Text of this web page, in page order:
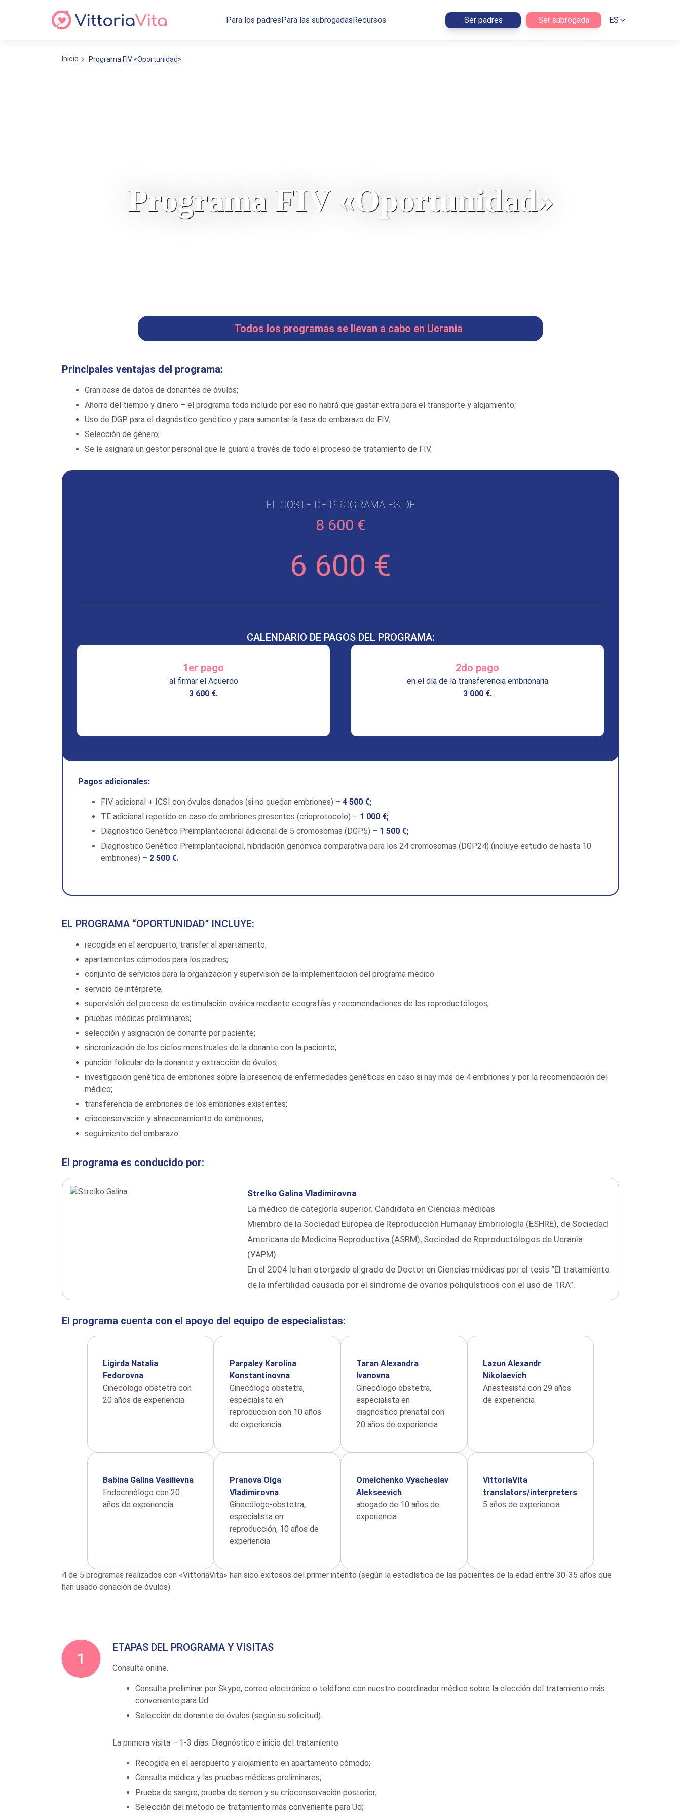
Para los padresPara las subrogadasRecursos Ser padres Ser subrogada ES
Inicio Programa FIV «Oportunidad»
Programa FIV «Oportunidad»
Todos los programas se llevan a cabo en Ucrania
Principales ventajas del programa:
Gran base de datos de donantes de óvulos;
Ahorro del tiempo y dinero – el programa todo incluido por eso no habrá que gastar extra para el transporte y alojamiento;
Uso de DGP para el diagnóstico genético y para aumentar la tasa de embarazo de FIV;
Selección de género;
Se le asignará un gestor personal que le guiará a través de todo el proceso de tratamiento de FIV.
EL COSTE DE PROGRAMA ES DE
8 600 €
6 600 €
CALENDARIO DE PAGOS DEL PROGRAMA:
1er pago
al firmar el Acuerdo
3 600 €.
2do pago
en el día de la transferencia embrionaria
3 000 €.
Pagos adicionales:
FIV adicional + ICSI con óvulos donados (si no quedan embriones) – 4 500 €;
TE adicional repetido en caso de embriones presentes (crioprotocolo) – 1 000 €;
Diagnóstico Genético Preimplantacional adicional de 5 cromosomas (DGP5) – 1 500 €;
Diagnóstico Genético Preimplantacional, hibridación genómica comparativa para los 24 cromosomas (DGP24) (incluye estudio de hasta 10
embriones) – 2 500 €.
EL PROGRAMA “OPORTUNIDAD” INCLUYE:
recogida en el aeropuerto, transfer al apartamento;
apartamentos cómodos para los padres;
conjunto de servicios para la organización y supervisión de la implementación del programa médico
servicio de intérprete;
supervisión del proceso de estimulación ovárica mediante ecografías y recomendaciones de los reproductólogos;
pruebas médicas preliminares;
selección y asignación de donante por paciente;
sincronización de los ciclos menstruales de la donante con la paciente;
punción folicular de la donante y extracción de óvulos;
investigación genética de embriones sobre la presencia de enfermedades genéticas en caso si hay más de 4 embriones y por la recomendación del
médico;
transferencia de embriones de los embriones existentes;
crioconservación y almacenamiento de embriones;
seguimiento del embarazo.
El programa es conducido por:
Strelko Galina Vladimirovna
La médico de categoría superior. Candidata en Ciencias médicas
Miembro de la Sociedad Europea de Reproducción Humanay Embriología (ESHRE), de Sociedad
Americana de Medicina Reproductiva (ASRM), Sociedad de Reproductólogos de Ucrania
(УАРМ).
En el 2004 le han otorgado el grado de Doctor en Ciencias médicas por el tesis “El tratamiento
de la infertilidad causada por el síndrome de ovarios poliquísticos con el uso de TRA”.
El programa cuenta con el apoyo del equipo de especialistas:
Ligirda Natalia
Fedorovna
Ginecólogo obstetra con
20 años de experiencia
Parpaley Karolina
Konstantinovna
Ginecólogo obstetra,
especialista en
reproducción con 10 años
de experiencia
Taran Alexandra
Ivanovna
Ginecólogo obstetra,
especialista en
diagnóstico prenatal con
20 años de experiencia
Lazun Alexandr
Nikolaevich
Anestesista con 29 años
de experiencia
Babina Galina Vasilievna
Endocrinólogo con 20
años de experiencia
Pranova Olga
Vladimirovna
Ginecólogo-obstetra,
especialista en
reproducción, 10 años de
experiencia
Omelchenko Vyacheslav
Alekseevich
abogado de 10 años de
experiencia
VittoriaVita
translators/interpreters
5 años de experiencia
4 de 5 programas realizados con «VittoriaVita» han sido exitosos del primer intento (según la estadística de las pacientes de la edad entre 30-35 años que
han usado donación de óvulos).
ETAPAS DEL PROGRAMA Y VISITAS
Consulta online.
Consulta preliminar por Skype, correo electrónico o teléfono con nuestro coordinador médico sobre la elección del tratamiento más
conveniente para Ud.
Selección de donante de óvulos (según su solicitud).
La primera visita – 1-3 días. Diagnóstico e inicio del tratamiento.
Recogida en el aeropuerto y alojamiento en apartamento cómodo;
Consulta médica y las pruebas médicas preliminares;
Prueba de sangre, prueba de semen y su crioconservación posterior;
Selección del método de tratamiento más conveniente para Ud;